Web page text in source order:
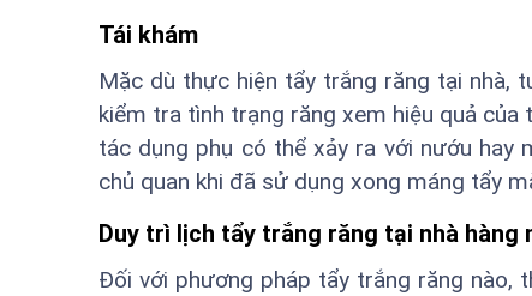
Tái khám
Mặc dù thực hiện tẩy trắng răng tại nhà,
kiểm tra tình trạng răng xem hiệu quả
tác dụng phụ có thể xảy ra với nướu hay
chủ quan khi đã sử dụng xong máng tẩy
Duy trì lịch tẩy trắng răng tại nhà hàng
Đối với phương pháp tẩy trắng răng nào,